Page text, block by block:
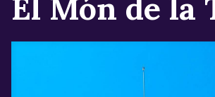
El Món de la